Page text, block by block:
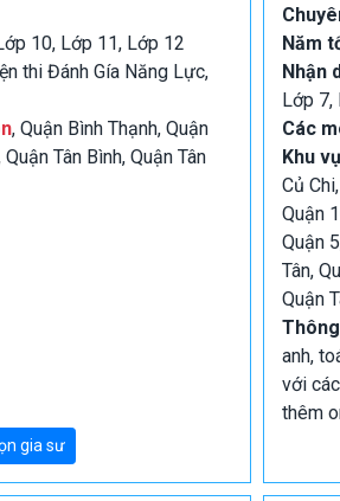
10, Lớp 11, Lớp 12
thi Đánh Gía Năng Lực,
, Quận Bình Thạnh, Quận
Tân Bình, Quận Tân
gia sư
Năm
Nhận
Lớp
Các
Khu
Củ Chi,
Quận
Quận
Tân,
Quận
anh,
với
thêm